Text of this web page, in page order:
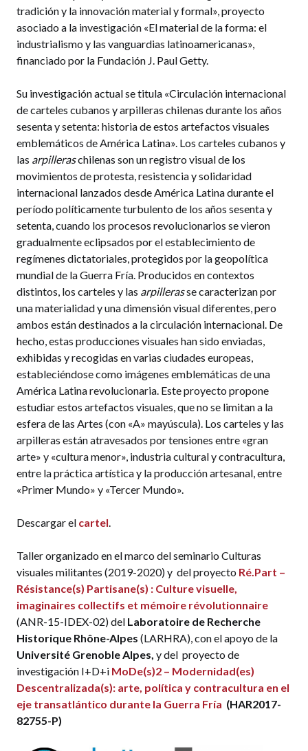
tradición y la innovación material y formal», proyecto
asociado a la investigación «El material de la forma: el
industrialismo y las vanguardias latinoamericanas»,
financiado por la Fundación J. Paul Getty.
Su investigación actual se titula «Circulación internacional
de carteles cubanos y arpilleras chilenas durante los años
sesenta y setenta: historia de estos artefactos visuales
emblemáticos de América Latina». Los carteles cubanos y
las arpilleraschilenas son un registro visual de los
movimientos de protesta, resistencia y solidaridad
internacional lanzados desde América Latina durante el
período políticamente turbulento de los años sesenta y
setenta, cuando los procesos revolucionarios se vieron
gradualmente eclipsados por el establecimiento de
regímenes dictatoriales, protegidos por la geopolítica
mundial de la Guerra Fría. Producidos en contextos
distintos, los carteles y las arpillerasse caracterizan por
una materialidad y una dimensión visual diferentes, pero
ambos están destinados a la circulación internacional. De
hecho, estas producciones visuales han sido enviadas,
exhibidas y recogidas en varias ciudades europeas,
estableciéndose como imágenes emblemáticas de una
América Latina revolucionaria. Este proyecto propone
estudiar estos artefactos visuales, que no se limitan a la
esfera de las Artes (con «A» mayúscula). Los carteles y las
arpilleras están atravesados por tensiones entre «gran
arte» y «cultura menor», industria cultural y contracultura,
entre la práctica artística y la producción artesanal, entre
«Primer Mundo» y «Tercer Mundo».
Descargar el cartel.
Taller organizado en el marco del seminario Culturas
visuales militantes (2019-2020) y del proyecto Ré.Part –
Résistance(s) Partisane(s) : Culture visuelle,
imaginaires collectifs et mémoire révolutionnaire
(ANR-15-IDEX-02) del Laboratoire de Recherche
Historique Rhône-Alpes (LARHRA), con el apoyo de la
Université Grenoble Alpes, y del proyecto de
investigación I+D+i MoDe(s)2 – Modernidad(es)
Descentralizada(s): arte, política y contracultura en el
eje transatlántico durante la Guerra Fría (HAR2017-
82755-P)